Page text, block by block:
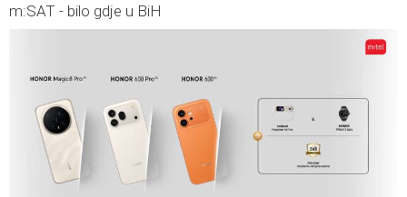
m:SAT - bilo gdje u BiH